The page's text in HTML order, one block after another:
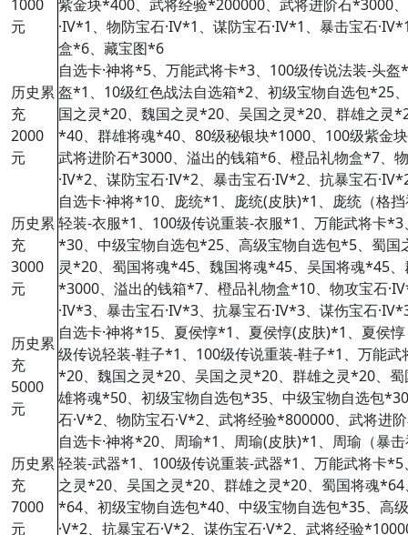
1000
元
紫金块*400、武将经验*200000、武将进阶石*3000
·IV*1、物防宝石·IV*1、谋防宝石·IV*1、暴击宝石
盒*6、藏宝图*6
历史累
充
2000
元
自选卡·神将*5、万能武将卡*3、100级传说法装-头
盔*1、10级红色战法自选箱*2、 初级宝物自选包*25
国之灵*20、魏国之灵*20、吴国之灵*20、群雄之灵
*40、群雄将魂*40、80级秘银块*1000、100级紫金
武将进阶石*3000、溢出的钱箱*6、橙品礼物盒*7、
·IV*2、谋防宝石·IV*2、暴击宝石·IV*2、抗暴宝石
历史累
充
3000
元
自选卡·神将*10、庞统*1、庞统(皮肤)*1、庞统（格
轻装-衣服*1、100级传说重装-衣服*1、万能武将卡
*30、中级宝物自选包*25、高级宝物自选包*5、蜀
灵*20、蜀国将魂*45、魏国将魂*45、吴国将魂*45
*3000、溢出的钱箱*7、橙品礼物盒*10、物攻宝石
·IV*3、暴击宝石·IV*3、抗暴宝石·IV*3、谋伤宝石
历史累
充
5000
元
自选卡·神将*15、夏侯惇*1、夏侯惇(皮肤)*1、夏侯
级传说轻装-鞋子*1、100级传说重装-鞋子*1、万能
*20、魏国之灵*20、吴国之灵*20、群雄之灵*20、
雄将魂*50、初级宝物自选包*35、中级宝物自选包
石·V*2、物防宝石·V*2、武将经验*800000、武将进
历史累
充
7000
元
自选卡·神将*20、周瑜*1、周瑜(皮肤)*1、周瑜（暴
轻装-武器*1、100级传说重装-武器*1、万能武将卡
之灵*20、吴国之灵*20、群雄之灵*20、蜀国将魂
*64、初级宝物自选包*40、中级宝物自选包*35、高
·V*2、抗暴宝石·V*2、谋伤宝石·V*2、武将经验